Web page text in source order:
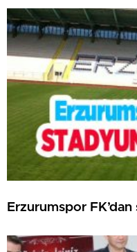
Erzurumspor